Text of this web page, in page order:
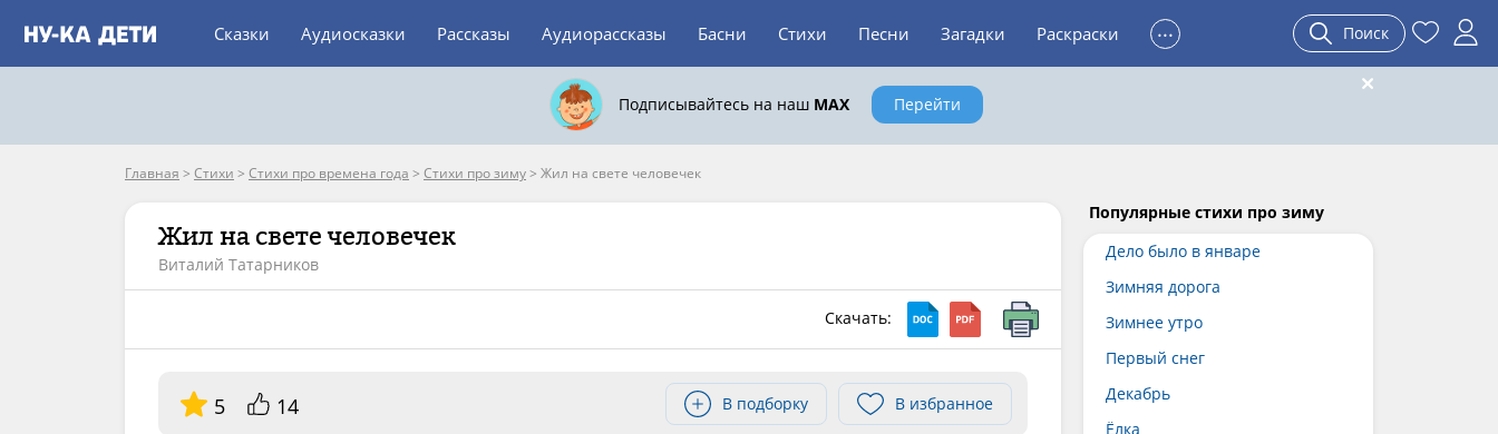
Сказки Аудиосказки Рассказы Аудиорассказы Басни Стихи Песни Загадки Раскраски ... Поиск
Подписывайтесь на наш MAX Перейти
Главная > Стихи > Стихи про времена года > Стихи про зиму> Жил на свете человечек
Жил на свете человечек
Виталий Татарников
Скачать:
5 14 В подборку В избранное
Популярные стихи про зиму
Дело было в январе
Зимняя дорога
Зимнее утро
Первый снег
Декабрь
Ёлка